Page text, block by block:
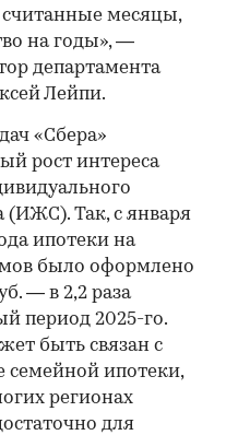
месяцы,
на годы», —
департамента
Лейпи.
«Сбера»
рост интереса
(ИЖС). Так, с января
ипотеки на
было оформлено
— в 2,2 раза
период 2025-го.
быть связан с
ипотеки,
регионах
для